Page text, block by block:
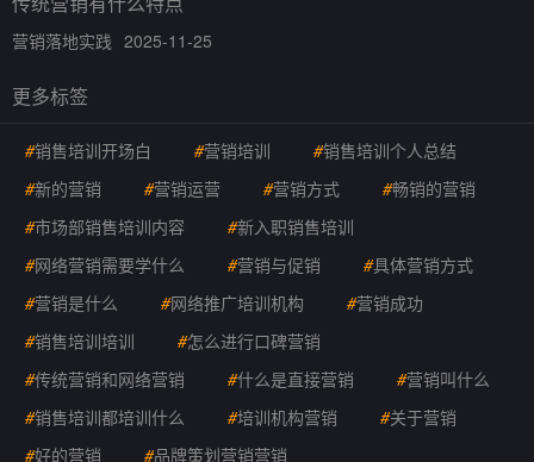
营销落地实践 2025-11-25
更多标签
#销售培训开场白 #营销培训 #销售培训个人总结
#新的营销 #营销运营 #营销方式 #畅销的营销
#市场部销售培训内容 #新入职销售培训
#网络营销需要学什么 #营销与促销 #具体营销方式
#营销是什么 #网络推广培训机构 #营销成功
#销售培训培训 #怎么进行口碑营销
#传统营销和网络营销 #什么是直接营销 #营销叫什么
#销售培训都培训什么 #培训机构营销 #关于营销
#好的营销 #品牌策划营销营销